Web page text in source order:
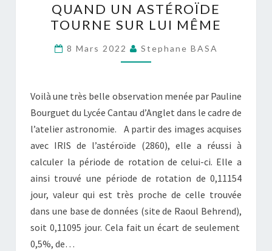
UN
ASTÉROÏDE
TOURNE
SUR
MÊME
QUAND UN ASTÉROÏDE
TOURNE SUR LUI MÊME
8 Mars 2022 Stephane BASA
Voilà une très belle observation menée par Pauline
Bourguet du Lycée Cantau d’Anglet dans le cadre de
l’atelier astronomie. A partir des images acquises
avec IRIS de l’astéroïde (2860), elle a réussi à
calculer la période de rotation de celui-ci. Elle a
ainsi trouvé une période de rotation de 0,11154
jour, valeur qui est très proche de celle trouvée
dans une base de données (site de Raoul Behrend),
soit 0,11095 jour. Cela fait un écart de seulement
0,5%, de…